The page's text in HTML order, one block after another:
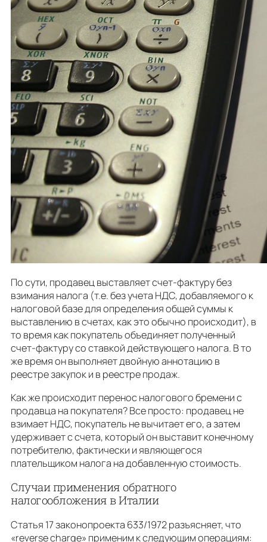
По сути, продавец выставляет счет-фактуру без
взимания налога (т.е. без учета НДС, добавляемого к
налоговой базе для определения общей суммы к
выставлению в счетах, как это обычно происходит), в
то время как покупатель объединяет полученный
счет-фактуру со ставкой действующего налога. В то
же время он выполняет двойную аннотацию в
реестре закупок и в реестре продаж.
Как же происходит перенос налогового бремени с
продавца на покупателя? Все просто: продавец не
взимает НДС, покупатель не вычитает его, а затем
удерживает с счета, который он выставит конечному
потребителю, фактически и являющегося
плательщиком налога на добавленную стоимость.
Случаи применения обратного
налогообложения в Италии
Статья 17 законопроекта 633/1972 разъясняет, что
«reverse charge» применим к следующим операциям: